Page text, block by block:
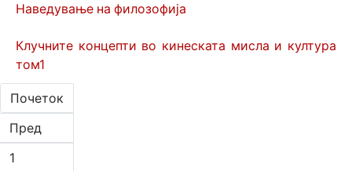
Наведување на филозофија
Клучните концепти во кинеската мисла и култура
том1
Почеток
Пред
1